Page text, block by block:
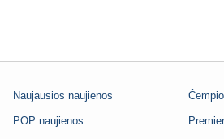
Naujausios naujienos
POP naujienos